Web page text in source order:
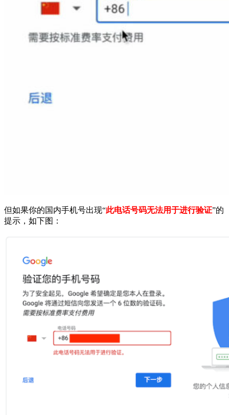
但如果你的国内手机号出现“此电话号码无法用于进行验证”的
提示，如下图：